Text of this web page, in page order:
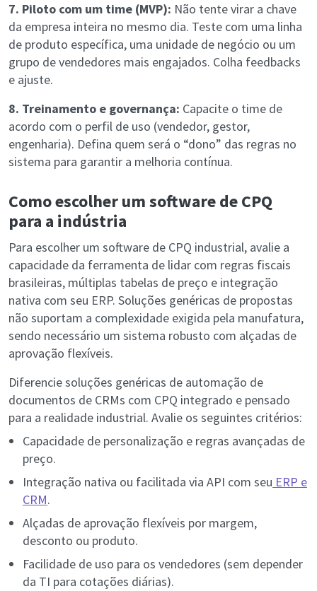
7. Piloto com um time (MVP): Não tente virar a chave
da empresa inteira no mesmo dia. Teste com uma linha
de produto específica, uma unidade de negócio ou um
grupo de vendedores mais engajados. Colha feedbacks
e ajuste.
8. Treinamento e governança: Capacite o time de
acordo com o perfil de uso (vendedor, gestor,
engenharia). Defina quem será o “dono” das regras no
sistema para garantir a melhoria contínua.
Como escolher um software de CPQ
para a indústria
Para escolher um software de CPQ industrial, avalie a
capacidade da ferramenta de lidar com regras fiscais
brasileiras, múltiplas tabelas de preço e integração
nativa com seu ERP. Soluções genéricas de propostas
não suportam a complexidade exigida pela manufatura,
sendo necessário um sistema robusto com alçadas de
aprovação flexíveis.
Diferencie soluções genéricas de automação de
documentos de CRMs com CPQ integrado e pensado
para a realidade industrial. Avalie os seguintes critérios:
Capacidade de personalização e regras avançadas de
preço.
Integração nativa ou facilitada via API com seu ERP e
CRM.
Alçadas de aprovação flexíveis por margem,
desconto ou produto.
Facilidade de uso para os vendedores (sem depender
da TI para cotações diárias).